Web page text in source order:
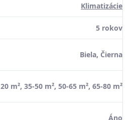
Klimatizácie
5 rokov
Biela, Čierna
m², 35-50 m², 50-65 m², 65-80 m²
Áno